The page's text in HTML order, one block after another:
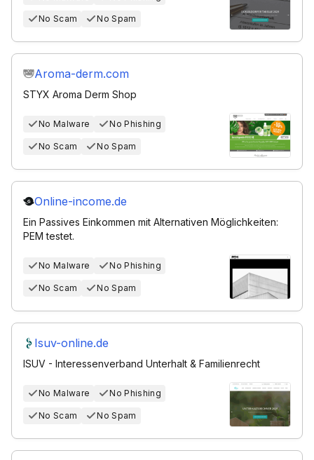
No Scam No Spam
Aroma-derm.com
STYX Aroma Derm Shop
No Malware No Phishing
No Scam No Spam
Online-income.de
Ein Passives Einkommen mit Alternativen Möglichkeiten:
PEM testet.
No Malware No Phishing
No Scam No Spam
Isuv-online.de
ISUV - Interessenverband Unterhalt & Familienrecht
No Malware No Phishing
No Scam No Spam